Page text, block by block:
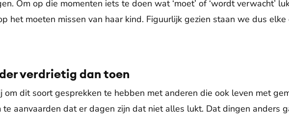
Om op die momenten iets te doen wat ‘moet’ of ‘wordt verwacht’
het moeten missen van haar kind. Figuurlijk gezien staan we dus
verdrietig dan toen
om dit soort gesprekken te hebben met anderen die ook leven met
te aanvaarden dat er dagen zijn dat niet alles lukt. Dat dingen anders